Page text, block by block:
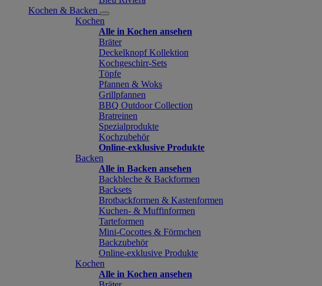
Kochen & Backen
Kochen
Alle in Kochen ansehen
Bräter
Deckelknopf Kollektion
Kochgeschirr-Sets
Töpfe
Pfannen & Woks
Grillpfannen
BBQ Outdoor Collection
Bratreinen
Spezialprodukte
Kochzubehör
Online-exklusive Produkte
Backen
Alle in Backen ansehen
Backbleche & Backformen
Backsets
Brotbackformen & Kastenformen
Kuchen- & Muffinformen
Tarteformen
Mini-Cocottes & Förmchen
Backzubehör
Online-exklusive Produkte
Kochen
Alle in Kochen ansehen